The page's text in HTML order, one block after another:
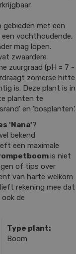
gebieden met een
vochthoudende,
mag lopen.
zwaardere
zuurgraad (pH = 7 -
zomerse hitte
is. Deze plant is in
planten te
en 'bosplanten'.
'Nana'?
bekend
een maximale
is niet
of tips over
van harte welkom
rekening mee dat
de
Type plant:
Boom